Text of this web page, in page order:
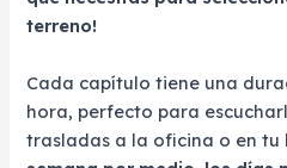
terreno!
Cada capítulo tiene una
hora, perfecto para
trasladas a la oficina o en tu